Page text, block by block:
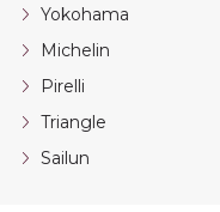
Yokohama
Michelin
Pirelli
Triangle
Sailun